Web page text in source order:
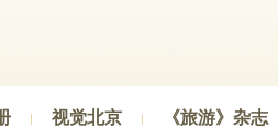
视觉北京 《旅游》杂志